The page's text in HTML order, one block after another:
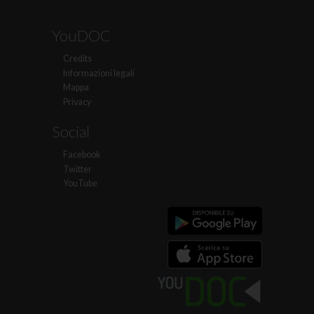
YouDOC
Credits
Informazioni legali
Mappa
Privacy
Social
Facebook
Twitter
YouTube